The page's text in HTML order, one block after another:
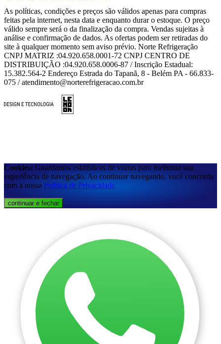
As políticas, condições e preços são válidos apenas para compras
feitas pela internet, nesta data e enquanto durar o estoque. O preço
válido sempre será o da finalização da compra. Vendas sujeitas à
análise e confirmação de dados. As ofertas podem ser retiradas do
site à qualquer momento sem aviso prévio. Norte Refrigeração
CNPJ MATRIZ :04.920.658.0001-72 CNPJ CENTRO DE
DISTRIBUIÇÃO :04.920.658.0006-87 / Inscrição Estadual:
15.382.564-2 Endereço Estrada do Tapanã, 8 - Belém PA - 66.833-
075 / atendimento@norterefrigeracao.com.br
Cookies: Guardamos estatísticas de visitas para melhorar sua
experiência de navegação. Ao continuar navegando, você concorda
com a nossa Política de Privacidade.
continuar e fechar